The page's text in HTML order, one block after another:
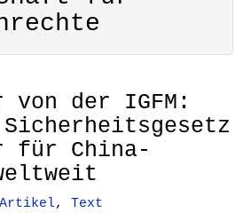
von der IGFM:
Sicherheitsgesetz
für China-
Artikel, Text